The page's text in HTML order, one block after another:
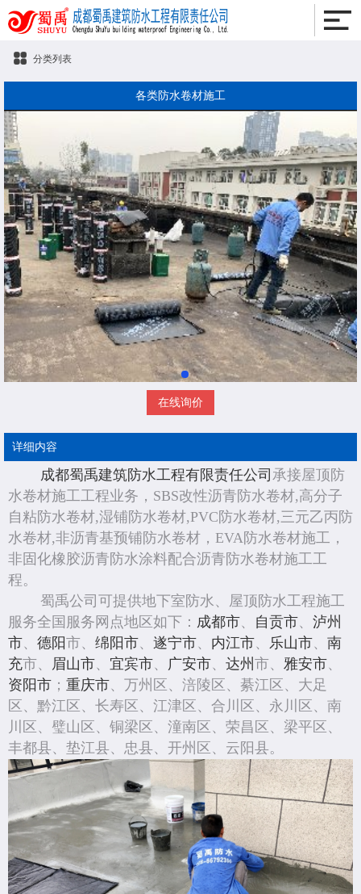
分类列表
各类防水卷材施工
在线询价
详细内容
成都蜀禹建筑防水工程有限责任公司 承接屋顶防
水卷材施工工程业务，SBS改性沥青防水卷材,高分子
自粘防水卷材,湿铺防水卷材,PVC防水卷材,三元乙丙防
水卷材,非沥青基预铺防水卷材，EVA防水卷材施工，
非固化橡胶沥青防水涂料配合沥青防水卷材施工工
程。
蜀禹公司可提供地下室防水、屋顶防水工程施工
服务全国服务网点地区如下： 成都市、 自贡市、 泸州
市、 德阳市、 绵阳市、 遂宁市、 内江市、 乐山市、 南
充市、 眉山市、 宜宾市、 广安市、 达州 市、 雅安市、
资阳市 ； 重庆市、万州区、涪陵区、綦江区、大足
区、黔江区、长寿区、江津区、合川区、永川区、南
川区、璧山区、铜梁区、潼南区、荣昌区、梁平区、
丰都县、垫江县、忠县、开州区、云阳县。